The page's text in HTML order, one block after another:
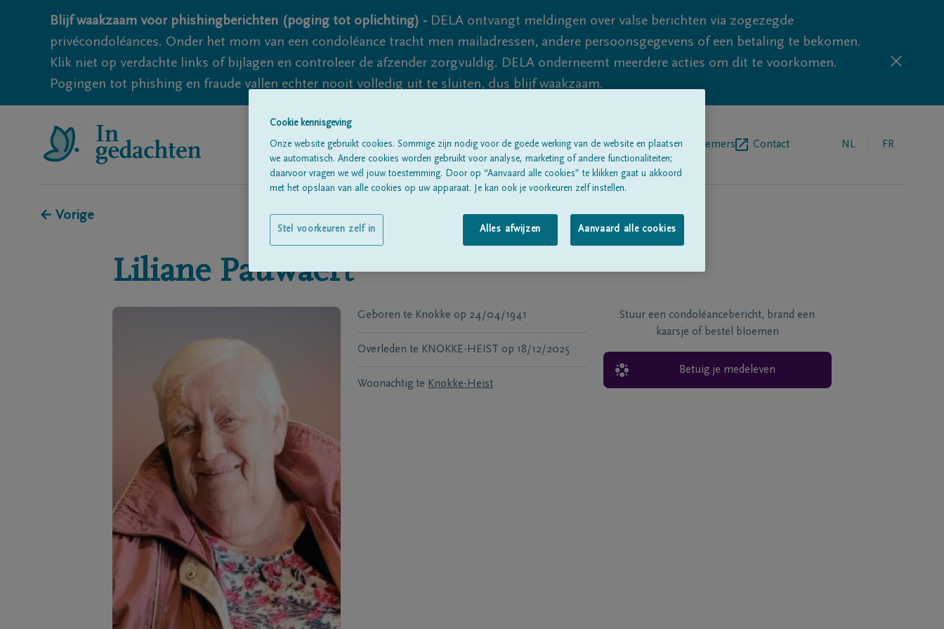
Blijf waakzaam voor phishingberichten (poging tot oplichting) - DELA ontvangt meldingen over valse berichten via zogezegde
privécondoléances. Onder het mom van een condoléance tracht men mailadressen, andere persoonsgegevens of een betaling te bekomen.
Klik niet op verdachte links of bijlagen en controleer de afzender zorgvuldig. DELA onderneemt meerdere acties om dit te voorkomen.
Pogingen tot phishing en fraude vallen echter nooit volledig uit te sluiten, dus blijf waakzaam.
Alle rouwberichtenOver onsBegrafenisondernemers Contact NL FR
← Vorige
Liliane Pauwaert
Geboren te Knokke op 24/04/1941
Overleden te KNOKKE-HEIST op 18/12/2025
Woonachtig te Knokke-Heist
Stuur een condoléancebericht, brand een
kaarsje of bestel bloemen
Betuig je medeleven
Cookie kennisgeving
Onze website gebruikt cookies. Sommige zijn nodig voor de goede werking van de website en plaatsen
we automatisch. Andere cookies worden gebruikt voor analyse, marketing of andere functionaliteiten;
daarvoor vragen we wél jouw toestemming. Door op “Aanvaard alle cookies” te klikken gaat u akkoord
met het opslaan van alle cookies op uw apparaat. Je kan ook je voorkeuren zelf instellen.
Alles afwijzen Aanvaard alle cookies
Stel voorkeuren zelf in